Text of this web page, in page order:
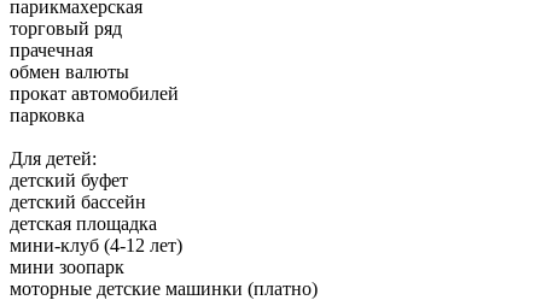
парикмахерская
торговый ряд
прачечная
обмен валюты
прокат автомобилей
парковка
Для детей:
детский буфет
детский бассейн
детская площадка
мини-клуб (4-12 лет)
мини зоопарк
моторные детские машинки (платно)